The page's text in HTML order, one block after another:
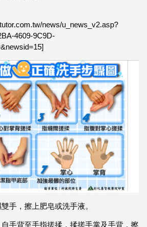
news/u_news_v2.asp?
4609-9C9D-
手，擦上肥皂或洗手液。
手背至手指搓揉，揉搓手掌及手背，擦